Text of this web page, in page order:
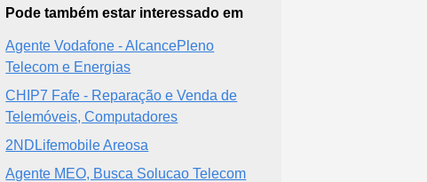
Pode também estar interessado em
Agente Vodafone - AlcancePleno
Telecom e Energias
CHIP7 Fafe - Reparação e Venda de
Telemóveis, Computadores
2NDLifemobile Areosa
Agente MEO, Busca Solucao Telecom